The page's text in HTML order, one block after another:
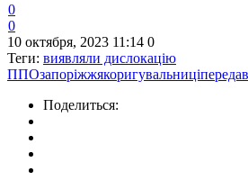
0
0
10 октября, 2023 11:14 0
Теги: виявляли дислокацію
ППОзапоріжжякоригувальниці
Поделиться: